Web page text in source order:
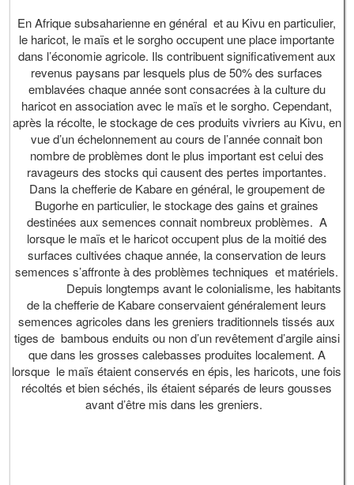
En Afrique subsaharienne en général et au Kivu en particulier,
le haricot, le maïs et le sorgho occupent une place importante
dans l’économie agricole. Ils contribuent significativement aux
revenus paysans par lesquels plus de 50% des surfaces
emblavées chaque année sont consacrées à la culture du
haricot en association avec le maïs et le sorgho. Cependant,
après la récolte, le stockage de ces produits vivriers au Kivu, en
vue d’un échelonnement au cours de l’année connait bon
nombre de problèmes dont le plus important est celui des
ravageurs des stocks qui causent des pertes importantes.
Dans la chefferie de Kabare en général, le groupement de
Bugorhe en particulier, le stockage des gains et graines
destinées aux semences connait nombreux problèmes. A
lorsque le maïs et le haricot occupent plus de la moitié des
surfaces cultivées chaque année, la conservation de leurs
semences s’affronte à des problèmes techniques et matériels.
Depuis longtemps avant le colonialisme, les habitants
de la chefferie de Kabare conservaient généralement leurs
semences agricoles dans les greniers traditionnels tissés aux
tiges de bambous enduits ou non d’un revêtement d’argile ainsi
que dans les grosses calebasses produites localement. A
lorsque le maïs étaient conservés en épis, les haricots, une fois
récoltés et bien séchés, ils étaient séparés de leurs gousses
avant d’être mis dans les greniers.